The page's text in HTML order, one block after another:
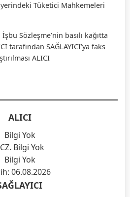
yerindeki Tüketici Mahkemeleri
İşbu Sözleşme’nin basılı kağıtta
tarafından SAĞLAYICI’ya faks
ALICI
ALICI
Bilgi Yok
Bilgi Yok
Bilgi Yok
06.08.2026